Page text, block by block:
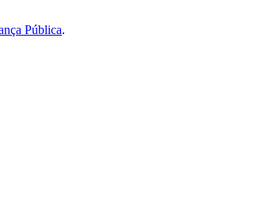
Pública.